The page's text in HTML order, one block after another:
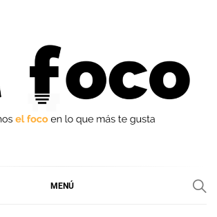
MENÚ